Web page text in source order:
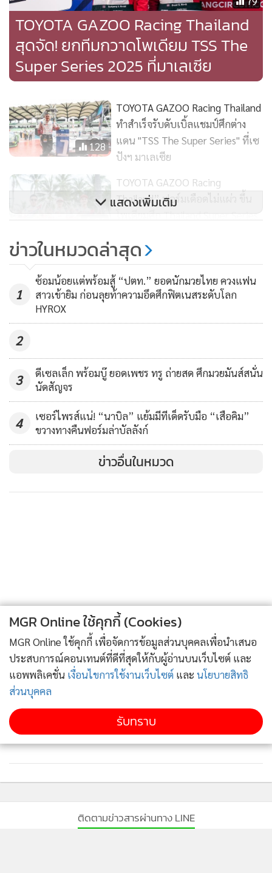
TOYOTA GAZOO Racing Thailand
สุดจัด! ยกทีมกวาดโพเดียม TSS The
Super Series 2025 ที่มาเลเซีย
128
TOYOTA GAZOO Racing Thailand
ทำสำเร็จรับดับเบิ้ลแชมป์ศึกต่าง
แดน "TSS The Super Series" ที่เซ
ปังฯ มาเลเซีย
96
TOYOTA GAZOO Racing
Thailand” ฟอร์มเดือดไม่แผ่ว ขึ้น
โพเดียมศึก Thailand Super Series
53
TOYOTA GAZOO Racing Thailand
ครองโพเดียมทุกรุ่น ศึก RAAT
Thailand Endurance
บุรีรัมย์
แสดงเพิ่มเติม
ข่าวในหมวดล่าสุด
1
ซ้อมน้อยแต่พร้อมสู้ “ปตท.” ยอดนักมวยไทย ควงแฟน
สาวเข้ายิม ก่อนลุยท้าความอึดศึกฟิตเนสระดับโลก
HYROX
2
3
ดีเซลเล็ก พร้อมบู๊ ยอดเพชร ทรู ถ่ายสด ศึกมวยมันส์สนั่น
นัดสัญจร
4
เซอร์ไพรส์แน่! “นาบิล” แย้มมีทีเด็ดรับมือ “เสือคิม”
ขวางทางคืนฟอร์มล่าบัลลังก์
ข่าวอื่นในหมวด
ติดตามข่าวสารผ่านทาง LINE
MGR Online ใช้คุกกี้ (Cookies)
MGR Online ใช้คุกกี้ เพื่อจัดการข้อมูลส่วนบุคคลเพื่อนำเสนอ
ประสบการณ์คอนเทนต์ที่ดีที่สุดให้กับผู้อ่านบนเว็บไซต์ และ
แอพพลิเคชั่น เงื่อนไขการใช้งานเว็บไซต์ และ นโยบายสิทธิ
ส่วนบุคคล
รับทราบ